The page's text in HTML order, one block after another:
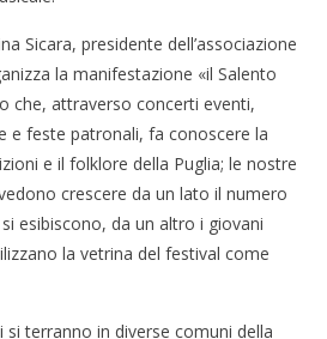
Sicara, presidente dell’associazione
la manifestazione «il Salento
che, attraverso concerti eventi,
e feste patronali, fa conoscere la
e il folklore della Puglia; le nostre
crescere da un lato il numero
esibiscono, da un altro i giovani
la vetrina del festival come
terranno in diverse comuni della